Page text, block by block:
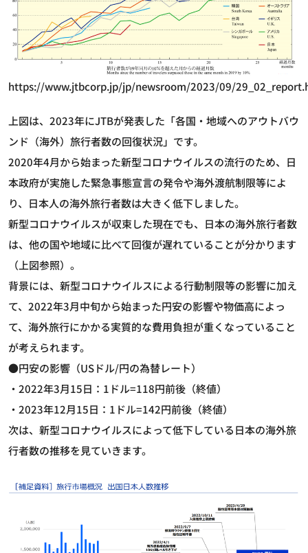
https://www.jtbcorp.jp/jp/newsroom/2023/09/
上図は、2023年にJTBが発表した「各国・地域へのアウトバウ
ンド（海外）旅行者数の回復状況」です。
2020年4月から始まった新型コロナウイルスの流行のため、日
本政府が実施した緊急事態宣言の発令や海外渡航制限等によ
り、日本人の海外旅行者数は大きく低下しました。
新型コロナウイルスが収束した現在でも、日本の海外旅行者数
は、他の国や地域に比べて回復が遅れていることが分かります
（上図参照）。
背景には、新型コロナウイルスによる行動制限等の影響に加え
て、2022年3月中旬から始まった円安の影響や物価高によっ
て、海外旅行にかかる実質的な費用負担が重くなっていること
が考えられます。
●円安の影響（USドル/円の為替レート）
・2022年3月15日：1ドル=118円前後（終値）
・2023年12月15日：1ドル=142円前後（終値）
次は、新型コロナウイルスによって低下している日本の海外旅
行者数の推移を見ていきます。